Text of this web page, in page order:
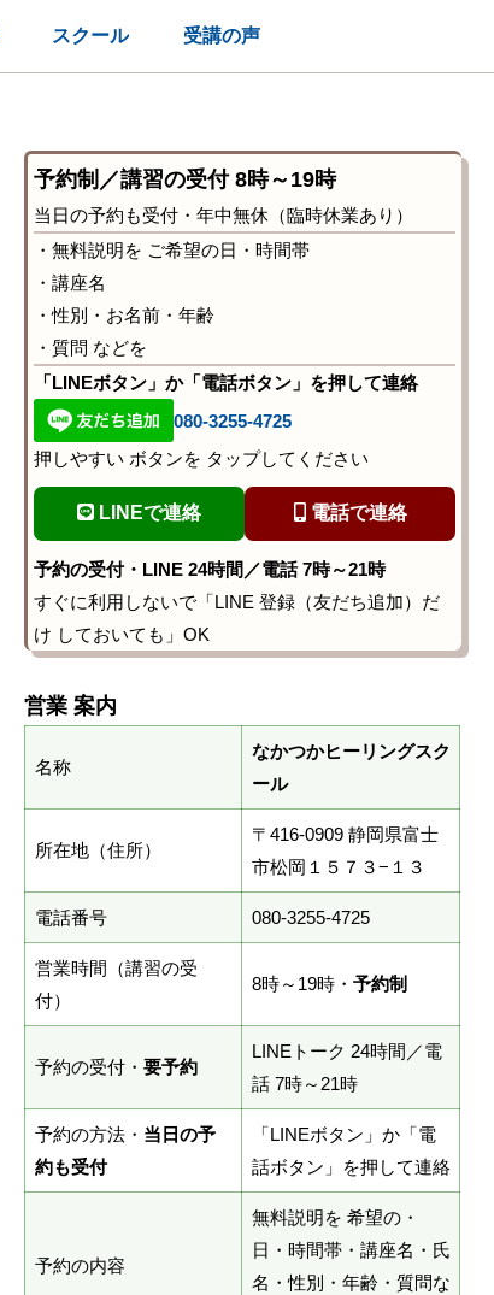
スクール 受講の声
予約制／講習の受付 8時～19時
当日の予約も受付・年中無休（臨時休業あり）
・無料説明を ご希望の日・時間帯
・講座名
・性別・お名前・年齢
・質問 などを
「LINEボタン」か「電話ボタン」を押して連絡
080-3255-4725
押しやすい ボタンを タップしてください
LINEで連絡 電話で連絡
予約の受付・LINE 24時間／電話 7時～21時
すぐに利用しないで「LINE 登録（友だち追加）だ
け しておいても」OK
営業 案内
名称
なかつかヒーリングスク
ール
所在地（住所）
〒416-0909 静岡県富士
市松岡１５７３−１３
電話番号 080-3255-4725
営業時間（講習の受
付）
8時～19時・ 予約制
予約の受付・ 要予約
LINEトーク 24時間／電
話 7時～21時
予約の方法・ 当日の予
約も受付
「LINEボタン」か「電
話ボタン」を押して連絡
予約の内容
無料説明を 希望の・
日・時間帯・講座名・氏
名・性別・年齢・質問な